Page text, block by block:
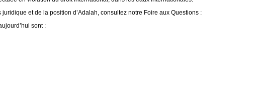
et de la position d’Adalah, consultez notre Foire aux Questions :
sont :